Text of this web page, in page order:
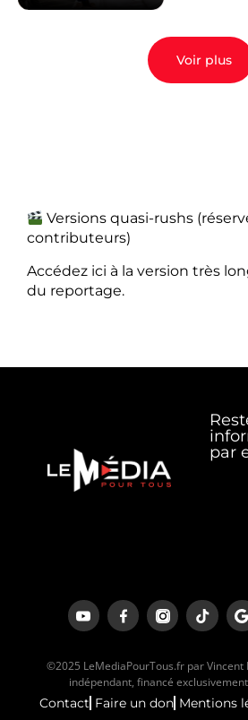
Voir plus
Versions quasi-rushs
contributeurs)
Accédez ici à la version très
du reportage.
par
©2025 LeMediaPourTous.fr par Vincent
indépendant, financé
Contact Faire un don Mentions